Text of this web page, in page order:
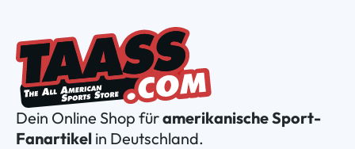
Dein Online Shop füramerikanische Sport-
Fanartikel in Deutschland.